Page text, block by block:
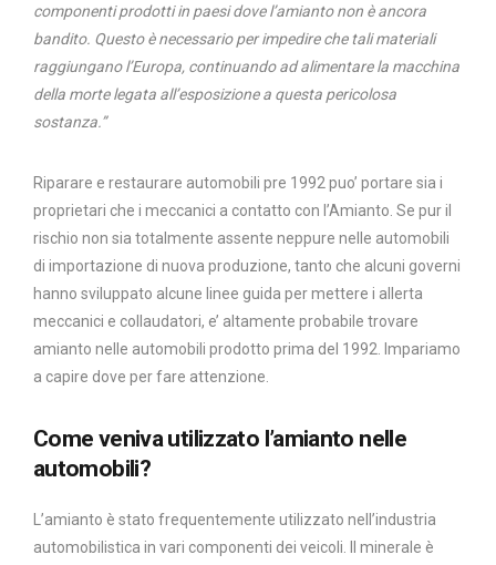
componenti prodotti in paesi dove l’amianto non è ancora
bandito. Questo è necessario per impedire che tali materiali
raggiungano l’Europa, continuando ad alimentare la macchina
della morte legata all’esposizione a questa pericolosa
sostanza.”
Riparare e restaurare automobili pre 1992 puo’ portare sia i
proprietari che i meccanici a contatto con l’Amianto. Se pur il
rischio non sia totalmente assente neppure nelle automobili
di importazione di nuova produzione, tanto che alcuni governi
hanno sviluppato alcune linee guida per mettere i allerta
meccanici e collaudatori, e’ altamente probabile trovare
amianto nelle automobili prodotto prima del 1992. Impariamo
a capire dove per fare attenzione.
Come veniva utilizzato l’amianto nelle
automobili?
L’amianto è stato frequentemente utilizzato nell’industria
automobilistica in vari componenti dei veicoli. Il minerale è